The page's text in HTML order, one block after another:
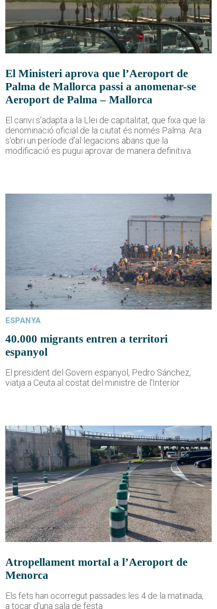
El Ministeri aprova que l’Aeroport de
Palma de Mallorca passi a anomenar-se
Aeroport de Palma – Mallorca
El canvi s'adapta a la Llei de capitalitat, que fixa que la
denominació oficial de la ciutat és només Palma. Ara
s'obri un període d'al·legacions abans que la
modificació es pugui aprovar de manera definitiva.
ESPANYA
40.000 migrants entren a territori
espanyol
El president del Govern espanyol, Pedro Sánchez,
viatja a Ceuta al costat del ministre de l'Interior
Atropellament mortal a l’Aeroport de
Menorca
Els fets han ocorregut passades les 4 de la matinada,
a tocar d'una sala de festa